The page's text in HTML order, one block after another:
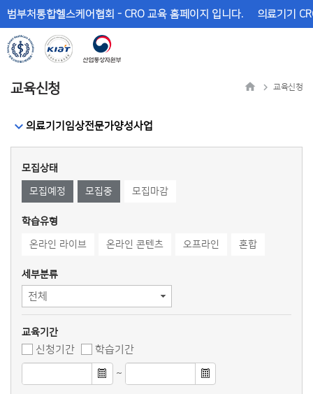
뉴
바
로
가
문
바
로
가
범부처통합헬스케어협회 - CRO 교육 홈페이지 입니다. 의료기기
교육신청 교육신청
의료기기임상전문가양성사업
모집상태
모집예정 모집중 모집마감
학습유형
온라인 라이브 온라인 콘텐츠 오프라인 혼합
세부분류
교육기간
신청기간
학습기간
~